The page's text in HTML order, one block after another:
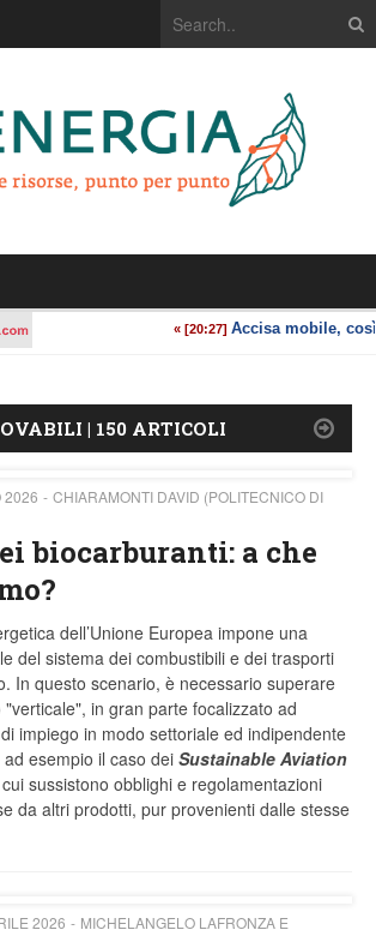
| 150 ARTICOLI
2026
CHIARAMONTI DAVID (POLITECNICO DI
biocarburanti: a che
dell’Unione Europea impone una
del sistema dei combustibili e dei trasporti
In questo scenario, è necessario superare
"verticale", in gran parte focalizzato ad
impiego in modo settoriale ed indipendente
esempio il caso dei Sustainable Aviation
sussistono obblighi e regolamentazioni
da altri prodotti, pur provenienti dalle stesse
2026
MICHELANGELO LAFRONZA E